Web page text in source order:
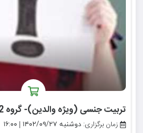
تربیت جنسی (ویژه والدین)- گروه 2
زمان برگزاری: دوشنبه ۱۴۰۲/۰۹/۲۷ | ۱۶:۰۰